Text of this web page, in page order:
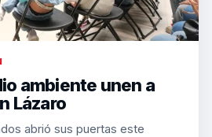
ambiente unen a
Lázaro
abrió sus puertas este